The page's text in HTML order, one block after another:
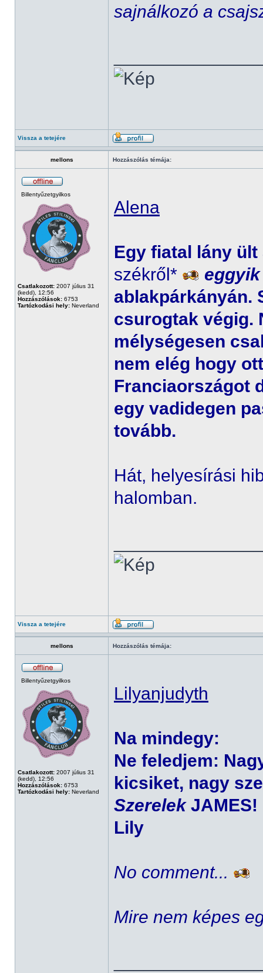
sajnálkozó a
Vissza a tetejére
mellons Hozzászólás témája:
Billentyűzetgyilkos
Csatlakozott: 2007 július 31
(kedd), 12:56
Hozzászólások: 6753
Tartózkodási hely: Neverland
Alena
Egy fiatal lány
székről*
eggyik
ablakpárkányán.
csurogtak végig.
mélységesen
nem elég hogy
Franciaországot
egy vadidegen
tovább.
Hát, helyesírási
halomban.
Vissza a tetejére
mellons Hozzászólás témája:
Billentyűzetgyilkos
Csatlakozott: 2007 július 31
(kedd), 12:56
Hozzászólások: 6753
Tartózkodási hely: Neverland
Lilyanjudyth
Na mindegy:
Ne feledjem:
kicsiket, nagy
Szerelek JAMES!
Lily
No comment...
Mire nem képes